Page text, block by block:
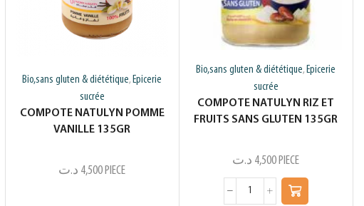
Bio,sans gluten & diététique, Epicerie
sucrée
COMPOTE NATULYN POMME
VANILLE 135GR
4,500 د.ت PIECE
Bio,sans gluten & diététique, Epicerie
sucrée
COMPOTE NATULYN RIZ ET
FRUITS SANS GLUTEN 135GR
4,500 د.ت PIECE